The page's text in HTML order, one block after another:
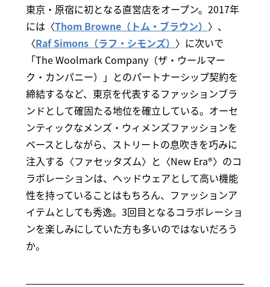
東京・原宿に初となる直営店をオープン。2017年
には〈Thom Browne（トム・ブラウン） 〉、
〈Raf Simons（ラフ・シモンズ） 〉に次いで
「The Woolmark Company（ザ・ウールマー
ク・カンパニー）」とのパートナーシップ契約を
締結するなど、東京を代表するファッションブラ
ンドとして確固たる地位を確立している。オーセ
ンティックなメンズ・ウィメンズファッションを
ベースとしながら、ストリートの息吹きを巧みに
注入する〈ファセッタズム〉と〈New Era®〉のコ
ラボレーションは、ヘッドウェアとして高い機能
性を持っていることはもちろん、ファッションア
イテムとしても秀逸。3回目となるコラボレーショ
ンを楽しみにしていた方も多いのではないだろう
か。